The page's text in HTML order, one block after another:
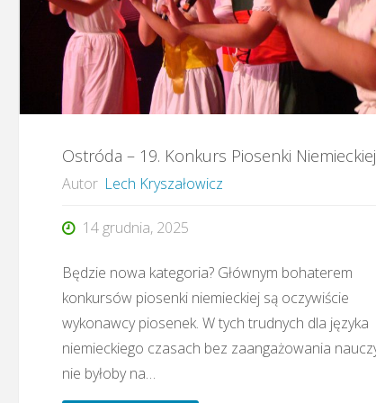
kolonie
letnio-
Ostróda – 19. Konkurs Piosenki Niemieckiej
Autor Lech Kryszałowicz
14 grudnia, 2025
Będzie nowa kategoria? Głównym bohaterem
konkursów piosenki niemieckiej są oczywiście
wykonawcy piosenek. W tych trudnych dla języka
niemieckiego czasach bez zaangażowania
nie byłoby na…